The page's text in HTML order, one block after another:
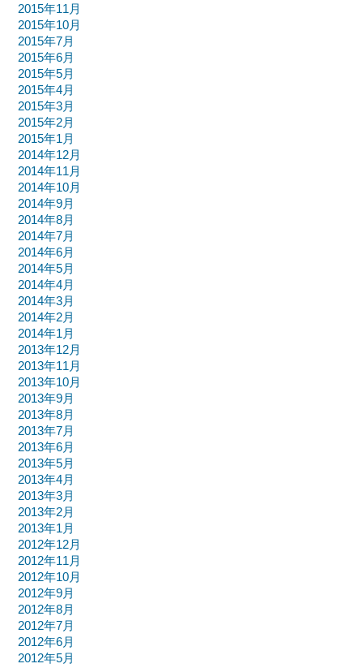
2015年11月
2015年10月
2015年7月
2015年6月
2015年5月
2015年4月
2015年3月
2015年2月
2015年1月
2014年12月
2014年11月
2014年10月
2014年9月
2014年8月
2014年7月
2014年6月
2014年5月
2014年4月
2014年3月
2014年2月
2014年1月
2013年12月
2013年11月
2013年10月
2013年9月
2013年8月
2013年7月
2013年6月
2013年5月
2013年4月
2013年3月
2013年2月
2013年1月
2012年12月
2012年11月
2012年10月
2012年9月
2012年8月
2012年7月
2012年6月
2012年5月